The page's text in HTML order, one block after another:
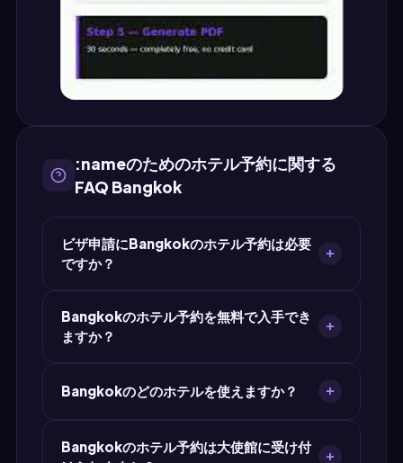
:nameのためのホテル予約に関する
FAQ Bangkok
ビザ申請にBangkokのホテル予約は必要
ですか？
められます。氏名、チェックイン・チェックアウ
ト日、ホテル住所、確認番号が記載された
Bangkokのホテル予約があれば、どの大使館へ
の提出要件も満たせます。
Bangkokのホテル予約を無料で入手でき
ますか？
らゆる都市のホテル予約PDFを無料で作成しま
す。クレジットカードもアカウント登録も不要。
宿泊証明は30秒で完成します。
Bangkokのどのホテルを使えますか？
きます。MyJet24のジェネレーターにホテル名と
Bangkokのホテル予約は大使館に受け付